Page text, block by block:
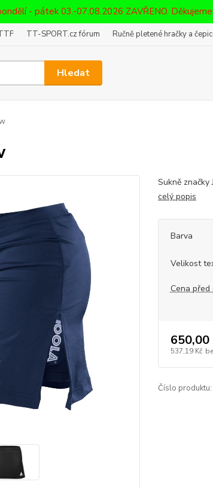
- pátek 03.-07.08.2026 ZAVŘENO.
TT-SPORT.cz fórum Ručně pletené hračky a
Hledat
Sukně
celý popis
Barva
Velikost
Cena před
650,00
537,19 Kč
Číslo produktu: